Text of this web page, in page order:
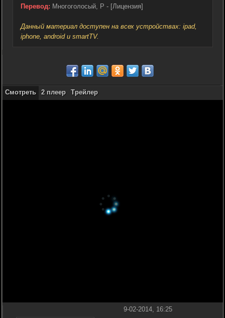
Перевод: Многоголосый, P - [Лицензия]
Данный материал доступен на всех устройствах: ipad,
iphone, android и smartTV.
Смотреть 2 плеер Трейлер
9-02-2014, 16:25